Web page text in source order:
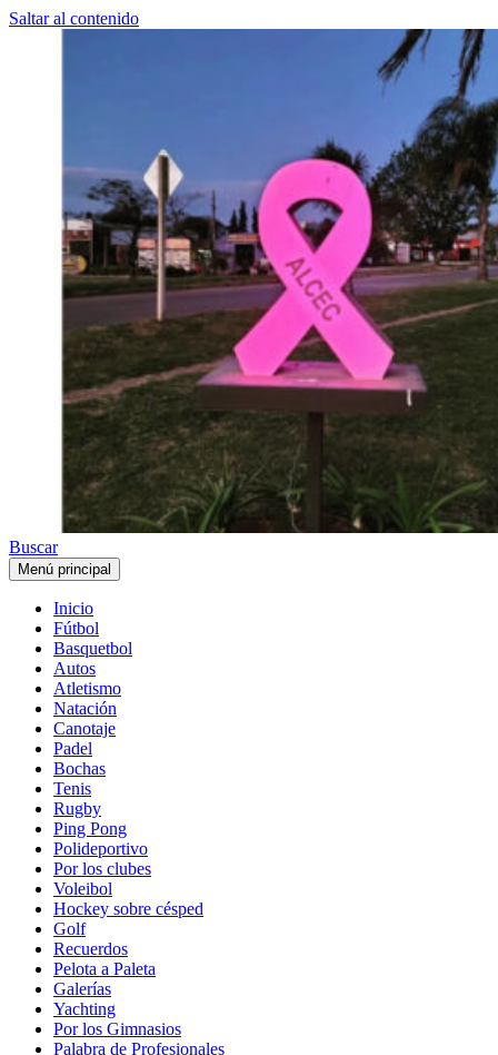
Saltar al contenido
Buscar
Menú principal
Inicio
Fútbol
Basquetbol
Autos
Atletismo
Natación
Canotaje
Padel
Bochas
Tenis
Rugby
Ping Pong
Polideportivo
Por los clubes
Voleibol
Hockey sobre césped
Golf
Recuerdos
Pelota a Paleta
Galerías
Yachting
Por los Gimnasios
Palabra de Profesionales